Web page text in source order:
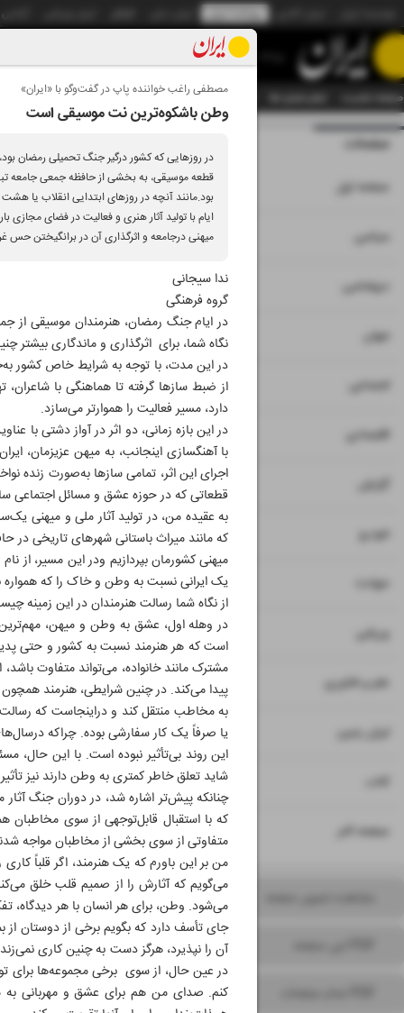
صفحه نخست تمام ویژه نامه ها آرشیو سازمان آگهی‌ها دستیار
مصطفی راغب خواننده پاپ در گفت‌و‌گو با «ایران»
وطن باشکوه‌ترین نت موسیقی است
در روزهایی که کشور درگیر جنگ تحمیلی رمضان
قطعه موسیقی، به بخشی از حافظه جمعی جامعه
بود.مانند آنچه در روزهای ابتدایی انقلاب یا
ایام با تولید آثار هنری و فعالیت در فضای مجازی
میهنی درجامعه و اثر‌گذاری آن در برانگیختن
ندا سیجانی
گروه فرهنگی
در ایام جنگ رمضان، هنرمندان موسیقی از
نگاه شما، برای اثرگذاری و ماندگاری بیشتر
در این مدت، با توجه به شرایط خاص کشور
از ضبط سازها گرفته تا هماهنگی با
دارد، مسیر فعالیت را هموارتر می‌سازد.
در این بازه زمانی، دو اثر در آواز دشتی
با آهنگسازی اینجانب، به میهن عزیزمان،
اجرای این اثر، تمامی سازها به‌صورت زنده
قطعاتی که در حوزه عشق و مسائل اجتماعی
به عقیده من، در تولید آثار ملی و میهنی
که مانند میراث باستانی شهرهای تاریخی
میهنی کشورمان بپردازیم ودر این مسیر، از
یک ایرانی نسبت به وطن و خاک را که
از نگاه شما رسالت هنرمندان در این زمینه
در وهله اول، عشق به وطن و میهن،
است که هر هنرمند نسبت به کشور و حتی
مشترک مانند خانواده، می‌تواند متفاوت
پیدا می‌کند. در چنین شرایطی، هنرمند
به مخاطب منتقل کند و دراینجاست که رسالت
یا صرفاً یک کار سفارشی بوده. چراکه
این روند بی‌تأثیر نبوده است. با این حال،
شاید تعلق خاطر کمتری به وطن دارند نیز تأثیر
چنانکه پیش‌تر اشاره شد، در دوران جنگ
که با استقبال قابل‌توجهی از سوی مخاطبان
متفاوتی از سوی بخشی از مخاطبان مواجه
من بر این باورم که یک هنرمند، اگر قلباً
می‌گویم که آثارش را از صمیم قلب خلق
می‌شود. وطن، برای هر انسان با هر دیدگاه،
جای تأسف دارد که بگویم برخی از دوستان از
آن را نپذیرد، هرگز دست به چنین کاری
در عین حال، از سوی برخی مجموعه‌ها برای
کنم. صدای من هم برای عشق و مهربانی
صفحات
صفحه اول ۱
سیاسی ۲ ۳
دیپلماسی
جهان ۵
اجتماعی ۶
اقتصادی ۷ ۸
گزارش ۹
خودرو ۱۰
حوادث ۱۱
ورزشی ۱۲
علم و فناوری ۱۳
ایران زمین ۱۴
کتاب ۱۵
صفحه آخر ۱۶